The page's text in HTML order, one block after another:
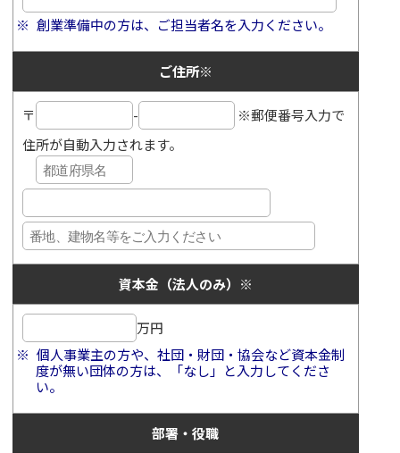
創業準備中の方は、ご担当者名を入力ください。
ご住所※
〒 -
※郵便番号入力で
住所が自動入力されます。
資本金（法人のみ） ※
万円
個人事業主の方や、社団・財団・協会など資本金制
度が無い団体の方は、「なし」と入力してくださ
い。
部署・役職